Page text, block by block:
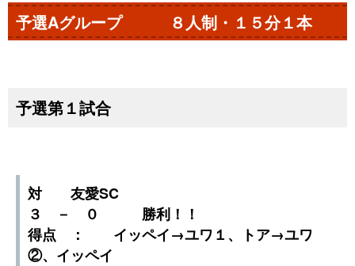
予選Aグループ ８人制・１５分１本
予選第１試合
対 友愛SC
３ － ０ 勝利！！
得点 ： イッペイ→ユワ１、トア→ユワ
②、イッペイ